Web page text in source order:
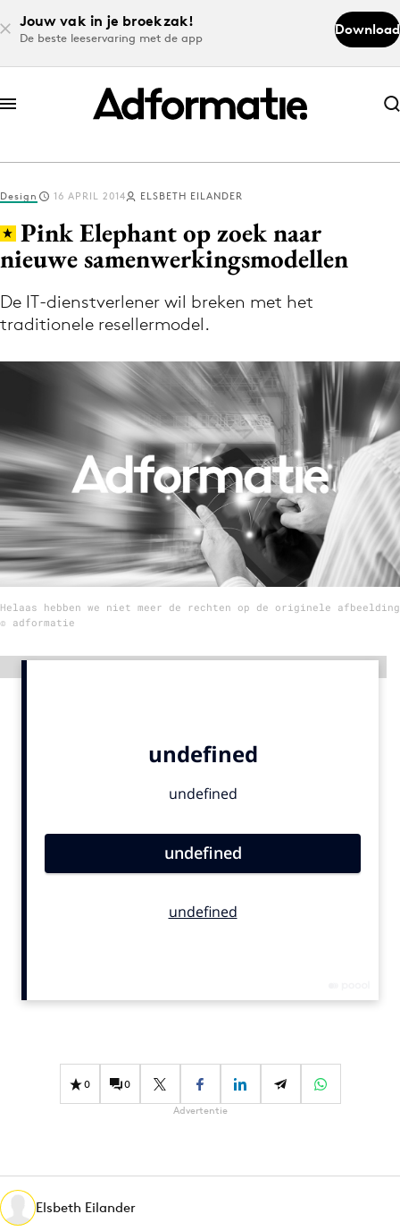
Jouw vak in je broekzak!
De beste leeservaring met de app
Download
Abonneer nu
Abonneer nu
Log in
Download de app
Volg het laatste nieuws via de Adformatie
Nieuws app
Menu
Home
9 sept: GenAI-training
12 nov: MarketingLive!
Adverteren
Events
Carriere
Design
Diversiteit
Effectiviteit
Martech
Media
Design 16 APRIL 2014 ELSBETH EILANDER
Pink Elephant op zoek naar
nieuwe samenwerkingsmodellen
De IT-dienstverlener wil breken met het
traditionele resellermodel.
Helaas hebben we niet meer de rechten op de originele afbeelding
© adformatie
0 0
Advertentie
Elsbeth Eilander